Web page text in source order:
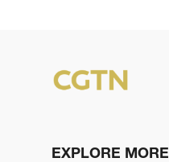
EXPLORE MORE